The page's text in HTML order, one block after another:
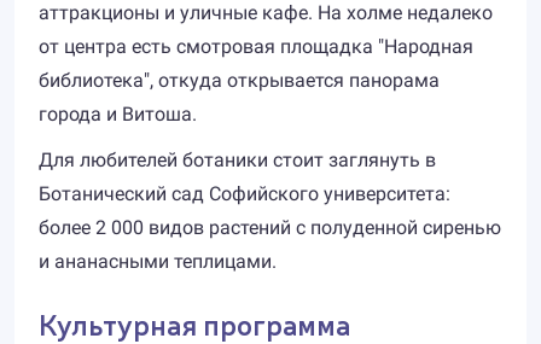
аттракционы и уличные кафе. На холме недалеко
от центра есть смотровая площадка "Народная
библиотека", откуда открывается панорама
города и Витоша.
Для любителей ботаники стоит заглянуть в
Ботанический сад Софийского университета:
более 2 000 видов растений с полуденной сиренью
и ананасными теплицами.
Культурная программа